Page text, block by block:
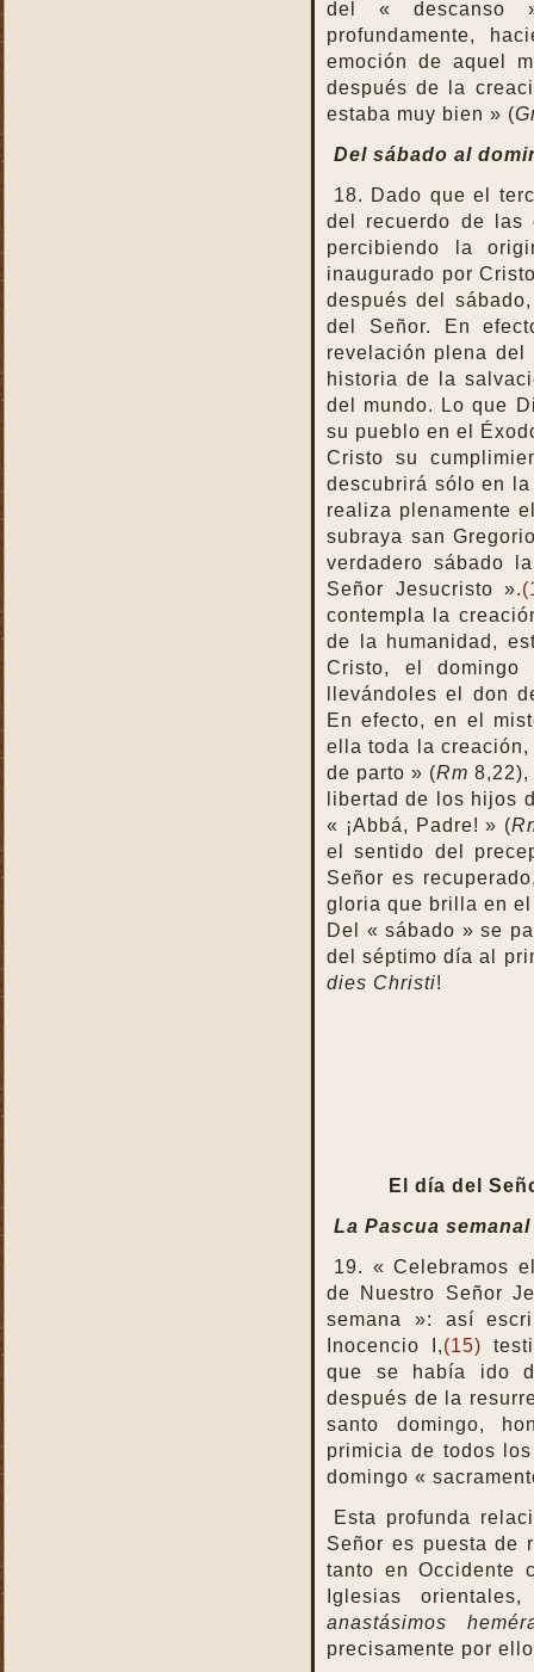
del « descanso
profundamente,
emoción de aquel
después de la
estaba muy bien » (
Del sábado al
18. Dado que el
del recuerdo de las
percibiendo la
inaugurado por
después del
del Señor. En
revelación plena
historia de la
del mundo. Lo que
su pueblo en el
Cristo su
descubrirá sólo en
realiza plenamente
subraya san
verdadero sábado
Señor Jesucristo ».
contempla la
de la humanidad,
Cristo, el
llevándoles el don
En efecto, en el
ella toda la
de parto » (Rm
libertad de los hijos
« ¡Abbá, Padre! » (
el sentido del
Señor es
gloria que brilla en
Del « sábado » se
del séptimo día al
dies Christi!
El día del
La Pascua semanal
19. « Celebramos
de Nuestro Señor
semana »: así
Inocencio I,(15)
que se había ido
después de la
santo domingo,
primicia de todos
domingo «
Esta profunda
Señor es puesta de
tanto en Occidente
Iglesias
anastásimos
precisamente por